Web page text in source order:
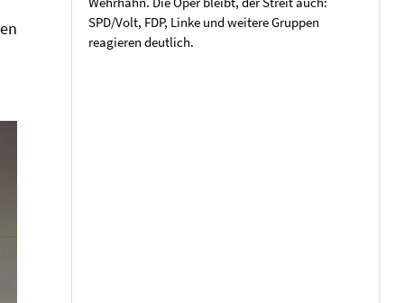
SPD/Volt, FDP, Linke und weitere Gruppen
reagieren deutlich.